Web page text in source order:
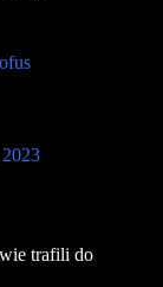
trafili do